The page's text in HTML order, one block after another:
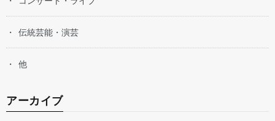
伝統芸能・演芸
他
アーカイブ